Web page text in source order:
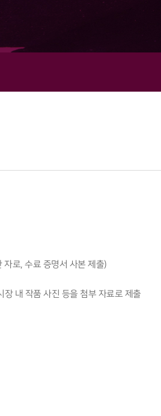
로, 수료 증명서 사본 제출)
내 작품 사진 등을 첨부 자료로 제출